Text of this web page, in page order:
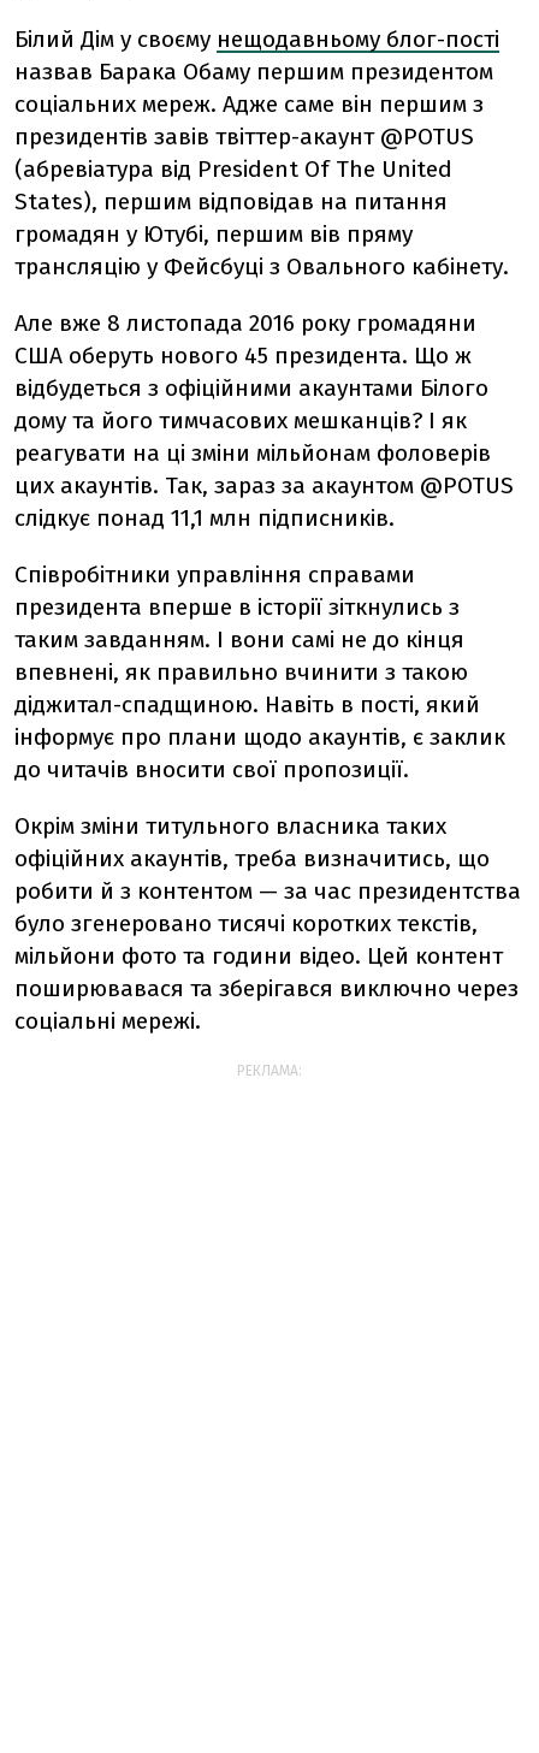
Білий Дім у своєму нещодавньому блог-пості
назвав Барака Обаму першим президентом
соціальних мереж. Адже саме він першим з
президентів завів твіттер-акаунт @POTUS
(абревіатура від President Of The United
States), першим відповідав на питання
громадян у Ютубі, першим вів пряму
трансляцію у Фейсбуці з Овального кабінету.
Але вже 8 листопада 2016 року громадяни
США оберуть нового 45 президента. Що ж
відбудеться з офіційними акаунтами Білого
дому та його тимчасових мешканців? І як
реагувати на ці зміни мільйонам фоловерів
цих акаунтів. Так, зараз за акаунтом @POTUS
слідкує понад 11,1 млн підписників.
Співробітники управління справами
президента вперше в історії зіткнулись з
таким завданням. І вони самі не до кінця
впевнені, як правильно вчинити з такою
діджитал-спадщиною. Навіть в пості, який
інформує про плани щодо акаунтів, є заклик
до читачів вносити свої пропозиції.
Окрім зміни титульного власника таких
офіційних акаунтів, треба визначитись, що
робити й з контентом — за час президентства
було згенеровано тисячі коротких текстів,
мільйони фото та години відео. Цей контент
поширювавася та зберігався виключно через
соціальні мережі.
РЕКЛАМА: